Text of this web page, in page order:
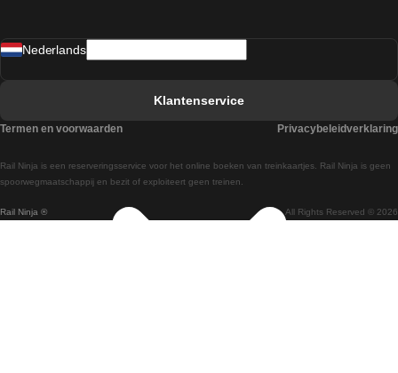
Treinen van Wenen naar Salzburg
Treinen van Wenen naar Praag
Rail Ninja ® All Rights Reserved © 2026
Rail Ninja is een reserveringsservice voor het online boeken van treinkaartjes. Rail Ninja is geen
spoorwegmaatschappij en bezit of exploiteert geen treinen.
Nederlands
Klantenservice
Termen en voorwaarden Privacybeleidverklaring